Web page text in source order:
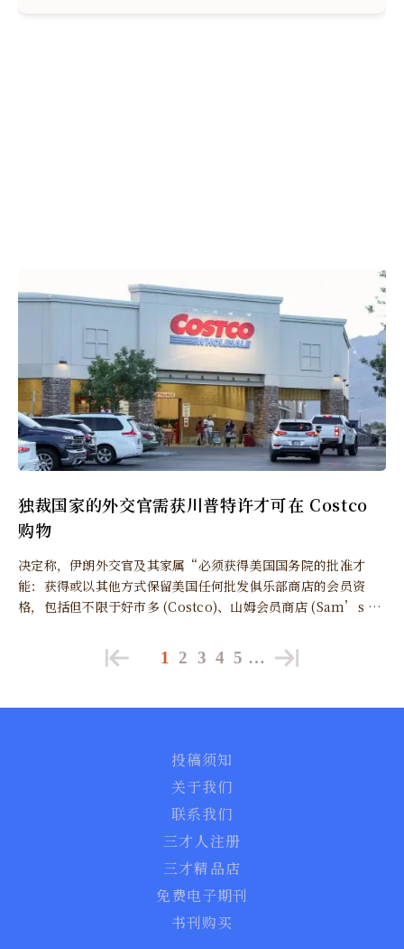
独裁国家的外交官需获川普特许才可在 Costco
购物
决定称，伊朗外交官及其家属“必须获得美国国务院的批准才
能：获得或以其他方式保留美国任何批发俱乐部商店的会员资
格，包括但不限于好市多 (Costco)、山姆会员商店 (Sam’s Cl
商店购买商品。”
1 2 3 4 5 …
投稿须知
关于我们
联系我们
三才人注册
三才精品店
免费电子期刊
书刊购买